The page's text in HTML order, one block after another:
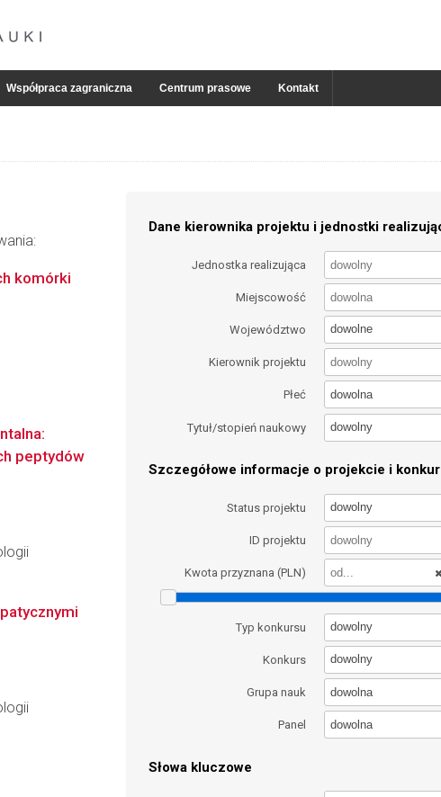
Współpraca zagraniczna Centrum prasowe Kontakt
Dane kierownika projektu i jednostki
Jednostka realizująca
Miejscowość
Województwo dowolne
Kierownik projektu
Płeć dowolna
Tytuł/stopień naukowy dowolny
Szczegółowe informacje o projekcie i
Status projektu dowolny
ID projektu
Kwota przyznana (PLN)
Typ konkursu dowolny
Konkurs dowolny
Grupa nauk dowolna
Panel dowolna
Słowa kluczowe
komórki
peptydów